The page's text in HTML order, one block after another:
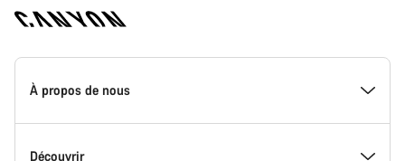
Page
d'accueil
Canyon
-
À propos de nous
Inside Canyon
Découvrir